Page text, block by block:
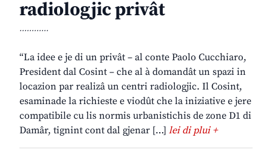
radiologjic privât
............
“La idee e je di un privât – al conte Paolo Cucchiaro,
President dal Cosint – che al à domandât un spazi in
locazion par realizâ un centri radiologjic. Il Cosint,
esaminade la richieste e viodût che la iniziative e jere
compatibile cu lis normis urbanistichis de zone D1 di
Damâr, tignint cont dal gjenar […] lei di plui +